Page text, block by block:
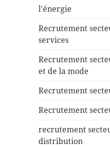
l'énergie
Recrutement
services
Recrutement
et de la mode
Recrutement
Recrutement
recrutement
distribution